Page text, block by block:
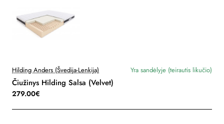
Hilding Anders (Švedija-Lenkija) Yra sandėlyje (teirautis likučio)
Čiužinys Hilding Salsa (Velvet)
279.00€